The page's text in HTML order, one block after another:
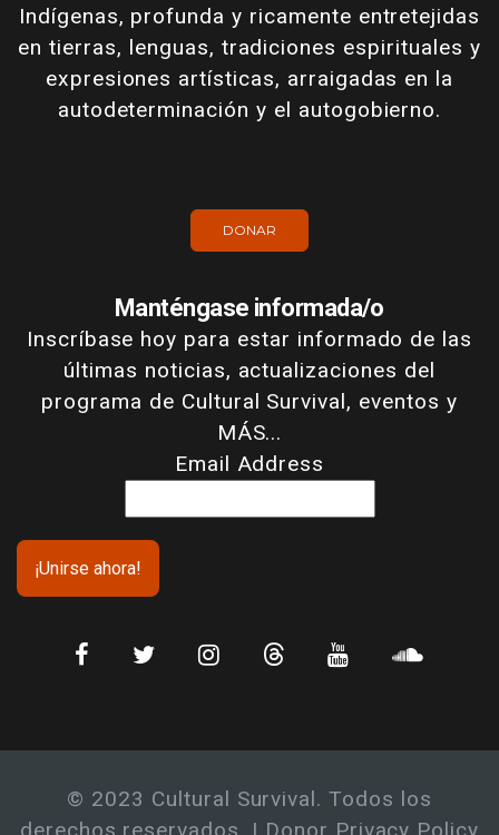
Indígenas, profunda y ricamente entretejidas
en tierras, lenguas, tradiciones espirituales y
expresiones artísticas, arraigadas en la
autodeterminación y el autogobierno.
DONAR
Manténgase informada/o
Inscríbase hoy para estar informado de las
últimas noticias, actualizaciones del
programa de Cultural Survival, eventos y
MÁS...
Email Address
© 2023 Cultural Survival. Todos los